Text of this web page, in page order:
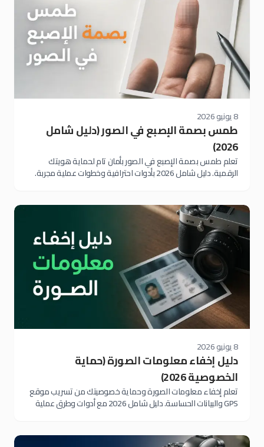
8 يونيو 2026
طمس بصمة الإصبع في الصور (دليل شامل
2026)
تعلم طمس بصمة الإصبع في الصور بأمان تام لحماية هويتك
الرقمية. دليل شامل 2026 بأدوات احترافية وخطوات عملية مجربة.
8 يونيو 2026
دليل إخفاء معلومات الصورة (حماية
الخصوصية 2026)
تعلم إخفاء معلومات الصورة وحماية خصوصيتك من تسريب موقع
GPS والبيانات الحساسة. دليل شامل 2026 مع أدوات وطرق عملية